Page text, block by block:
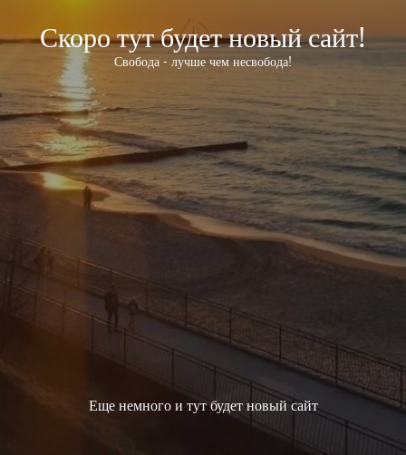
Скоро тут будет новый сайт!
Свобода - лучше чем несвобода!
Еще немного и тут будет новый сайт